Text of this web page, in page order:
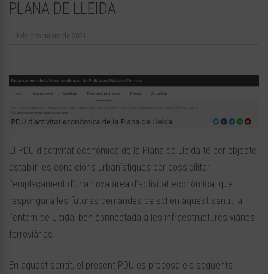
PLANA DE LLEIDA
9 de desembre de 2021
El PDU d’activitat econòmica de la Plana de Lleida té per objecte
establir les condicions urbanístiques per possibilitar
l’emplaçament d’una nova àrea d’activitat econòmica, que
respongui a les futures demandes de sòl en aquest sentit, a
l’entorn de Lleida, ben connectada a les infraestructures viàries i
ferroviàries.
En aquest sentit, el present PDU es proposa els següents